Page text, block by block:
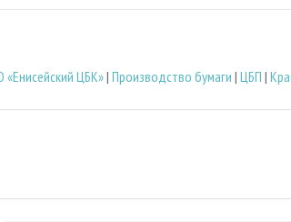
ЦБК»| Производство бумаги | ЦБП |